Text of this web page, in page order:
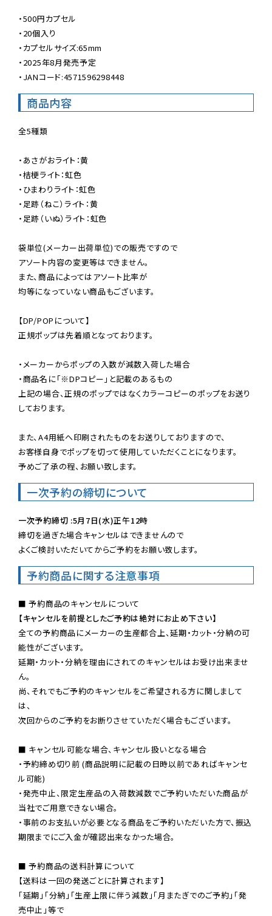
・500円カプセル
・20個入り
・カプセルサイズ:65mm
・2025年8月発売予定
・JANコード:4571596298448
商品内容
全5種類
・あさがおライト：黄
・桔梗ライト：虹色
・ひまわりライト：虹色
・足跡（ねこ）ライト：黄
・足跡（いぬ）ライト：虹色
袋単位(メーカー出荷単位)での販売ですので
アソート内容の変更等はできません。
また、商品によってはアソート比率が
均等になっていない商品もございます。
【DP/POPについて】
正規ポップは先着順となっております。
・メーカーからポップの入数が減数入荷した場合
・商品名に「※DPコピー」と記載のあるもの
上記の場合、正規のポップではなくカラーコピーのポップをお送り
しております。
また、A4用紙へ印刷されたものをお送りしておりますので、
お客様自身でポップを切って使用していただくことになります。
予めご了承の程、お願い致します。
一次予約の締切について
一次予約締切 :5月7日(水)正午12時
締切を過ぎた場合キャンセルはできませんので
よくご検討いただいてからご予約をお願い致します。
予約商品に関する注意事項
【キャンセルを前提としたご予約は絶対にお止め下さい】
全ての予約商品にメーカーの生産都合上、延期・カット・分納の可
能性がございます。
延期・カット・分納を理由にされてのキャンセルはお受け出来ませ
ん。
尚、それでもご予約のキャンセルをご希望される方に関しまして
は、
次回からのご予約をお断りさせていただく場合もございます。
■ キャンセル可能な場合、キャンセル扱いとなる場合
・予約締め切り前 (商品説明に記載の日時以前であればキャンセ
ル可能)
・発売中止、限定生産品の入荷数減数でご予約いただいた商品が
当社でご用意できない場合。
・事前のお支払いが必要となる商品をご予約いただいた方で、振込
期限までにご入金が確認出来なかった場合。
■ 予約商品の送料計算について
【送料は一回の発送ごとに計算されます】
「延期」「分納」「生産上限に伴う減数」「月またぎでのご予約」「発
売中止」等で